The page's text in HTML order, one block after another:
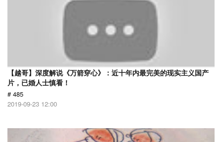
【越哥】深度解说《万箭穿心》：近十年内最完美的现实主义国产
片，已婚人士慎看！
# 485
2019-09-23 12:00